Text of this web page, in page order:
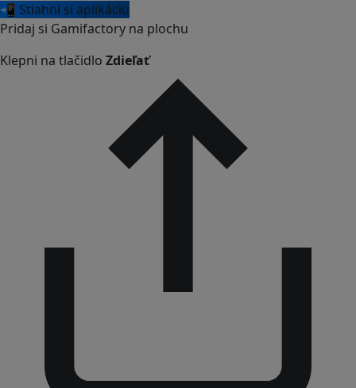
📲 Stiahni si aplikáciu
Pridaj si Gamifactory na plochu
Klepni na tlačidlo Zdieľať